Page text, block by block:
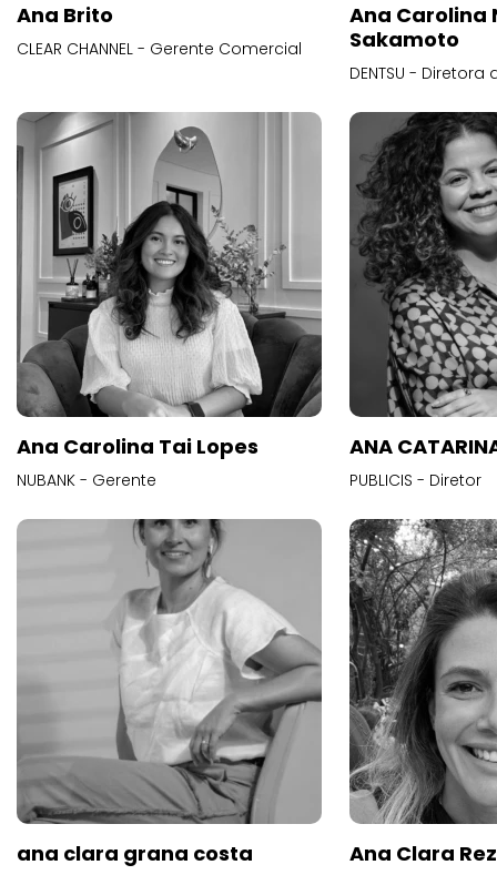
Ana Brito
CLEAR CHANNEL - Gerente Comercial
Ana Carolina
Sakamoto
DENTSU -
Ana Carolina Tai Lopes
NUBANK - Gerente
ANA
PUBLICIS - Diretor
ana clara grana costa Ana Clara